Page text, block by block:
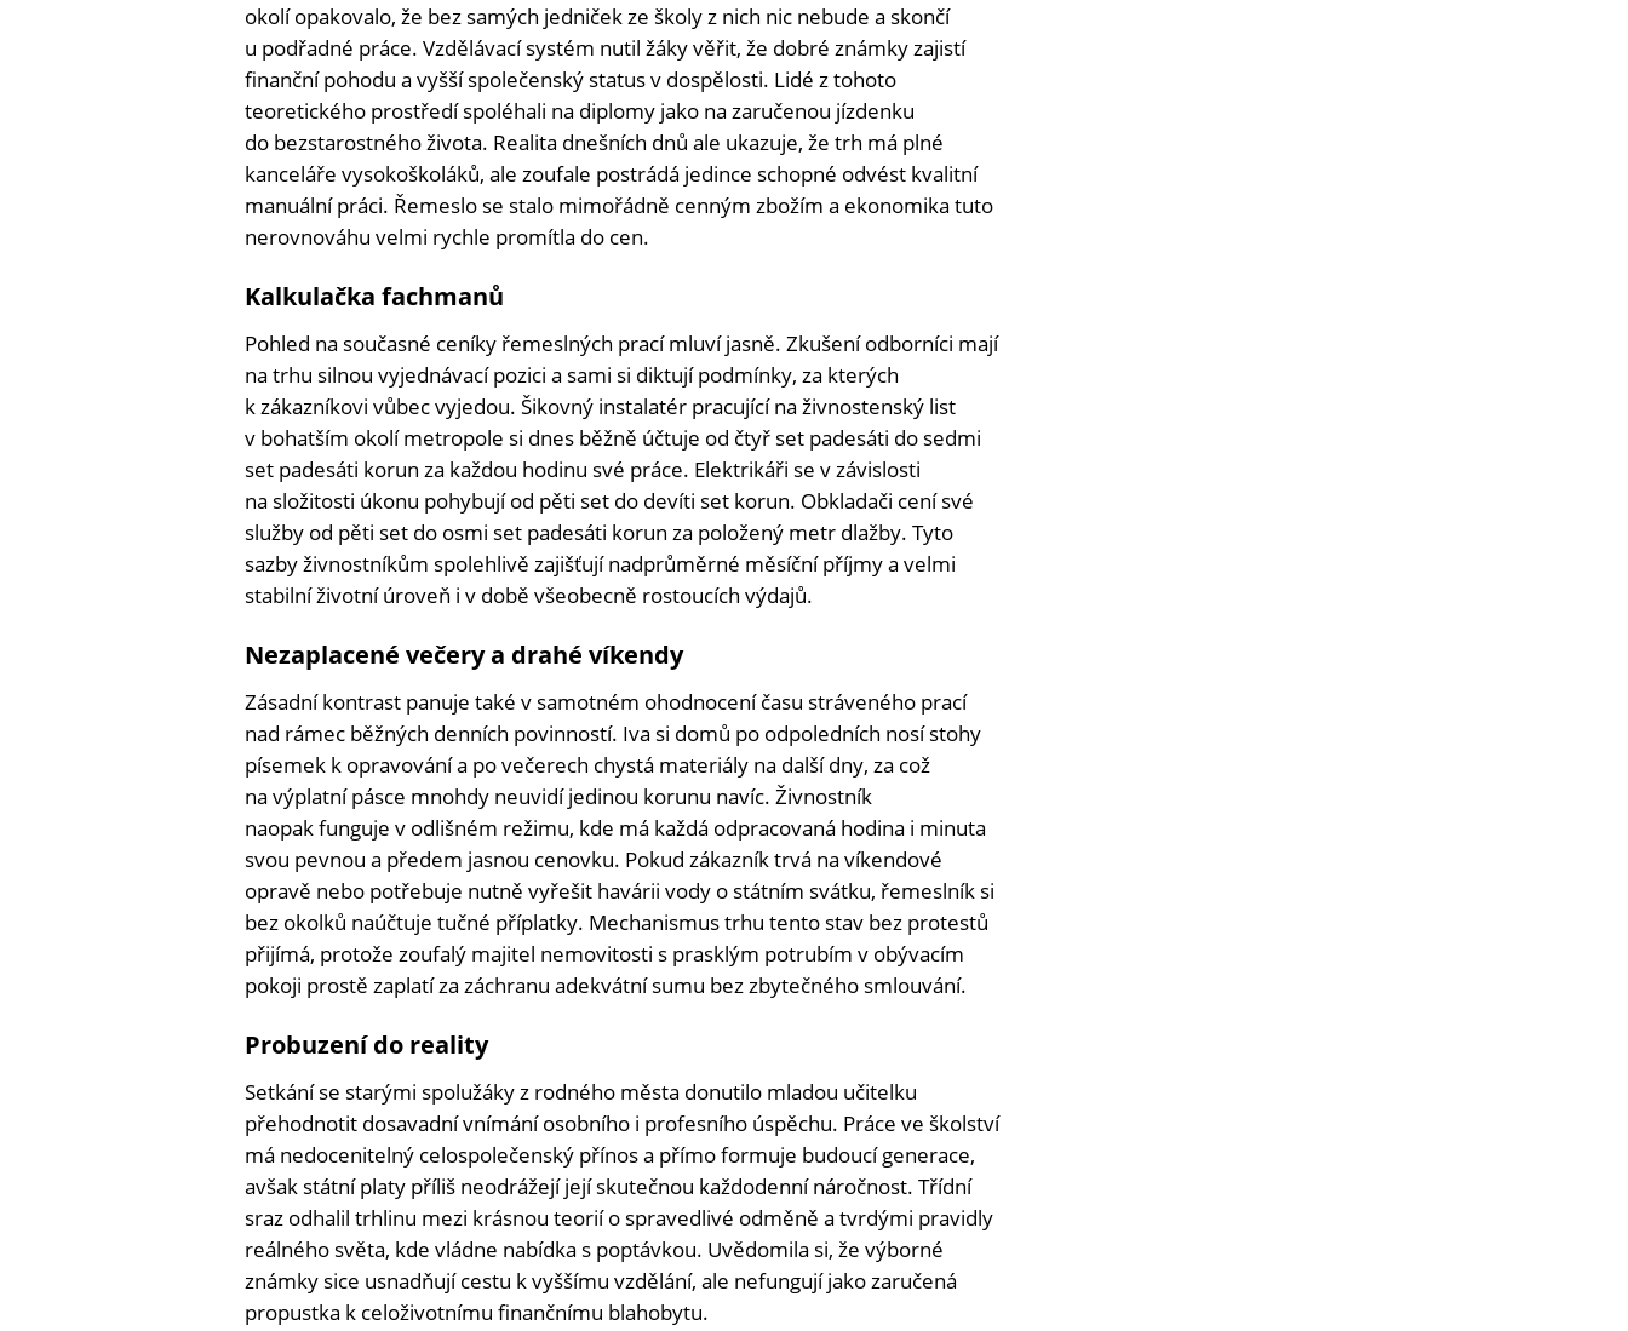
okolí opakovalo, že bez samých jedniček ze školy z nich nic nebude a skončí
u podřadné práce. Vzdělávací systém nutil žáky věřit, že dobré známky zajistí
finanční pohodu a vyšší společenský status v dospělosti. Lidé z tohoto
teoretického prostředí spoléhali na diplomy jako na zaručenou jízdenku
do bezstarostného života. Realita dnešních dnů ale ukazuje, že trh má plné
kanceláře vysokoškoláků, ale zoufale postrádá jedince schopné odvést kvalitní
manuální práci. Řemeslo se stalo mimořádně cenným zbožím a ekonomika tuto
nerovnováhu velmi rychle promítla do cen.
Kalkulačka fachmanů
Pohled na současné ceníky řemeslných prací mluví jasně. Zkušení odborníci mají
na trhu silnou vyjednávací pozici a sami si diktují podmínky, za kterých
k zákazníkovi vůbec vyjedou. Šikovný instalatér pracující na živnostenský list
v bohatším okolí metropole si dnes běžně účtuje od čtyř set padesáti do sedmi
set padesáti korun za každou hodinu své práce. Elektrikáři se v závislosti
na složitosti úkonu pohybují od pěti set do devíti set korun. Obkladači cení své
služby od pěti set do osmi set padesáti korun za položený metr dlažby. Tyto
sazby živnostníkům spolehlivě zajišťují nadprůměrné měsíční příjmy a velmi
stabilní životní úroveň i v době všeobecně rostoucích výdajů.
Nezaplacené večery a drahé víkendy
Zásadní kontrast panuje také v samotném ohodnocení času stráveného prací
nad rámec běžných denních povinností. Iva si domů po odpoledních nosí stohy
písemek k opravování a po večerech chystá materiály na další dny, za což
na výplatní pásce mnohdy neuvidí jedinou korunu navíc. Živnostník
naopak funguje v odlišném režimu, kde má každá odpracovaná hodina i minuta
svou pevnou a předem jasnou cenovku. Pokud zákazník trvá na víkendové
opravě nebo potřebuje nutně vyřešit havárii vody o státním svátku, řemeslník si
bez okolků naúčtuje tučné příplatky. Mechanismus trhu tento stav bez protestů
přijímá, protože zoufalý majitel nemovitosti s prasklým potrubím v obývacím
pokoji prostě zaplatí za záchranu adekvátní sumu bez zbytečného smlouvání.
Probuzení do reality
Setkání se starými spolužáky z rodného města donutilo mladou učitelku
přehodnotit dosavadní vnímání osobního i profesního úspěchu. Práce ve školství
má nedocenitelný celospolečenský přínos a přímo formuje budoucí generace,
avšak státní platy příliš neodrážejí její skutečnou každodenní náročnost. Třídní
sraz odhalil trhlinu mezi krásnou teorií o spravedlivé odměně a tvrdými pravidly
reálného světa, kde vládne nabídka s poptávkou. Uvědomila si, že výborné
známky sice usnadňují cestu k vyššímu vzdělání, ale nefungují jako zaručená
propustka k celoživotnímu finančnímu blahobytu.